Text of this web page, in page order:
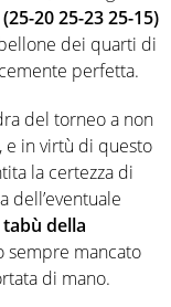
20 25-23 25-15)
dei quarti di
perfetta.
del torneo a non
, e in virtù di questo
la certezza di
dell’eventuale
tabù della
sempre mancato
di mano.